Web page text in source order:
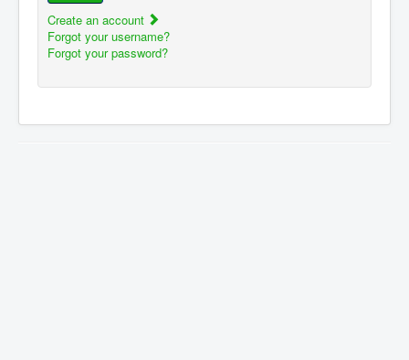
Create an account
Forgot your username?
Forgot your password?